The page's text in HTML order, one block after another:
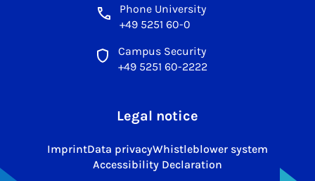
Phone University
+49 5251 60-0
Campus Security
+49 5251 60-2222
Legal notice
ImprintData privacyWhistleblower system
Accessibility Declaration